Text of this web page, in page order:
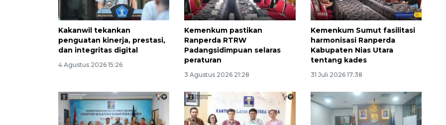
Kakanwil tekankan
penguatan kinerja, prestasi,
dan integritas digital
4 Agustus 2026 15:26
Kemenkum pastikan
Ranperda RTRW
Padangsidimpuan selaras
peraturan
3 Agustus 2026 21:28
Kemenkum Sumut fasilitasi
harmonisasi Ranperda
Kabupaten Nias Utara
tentang kades
31 Juli 2026 17:38
Vaksin HPV untuk siswa laki-
laki